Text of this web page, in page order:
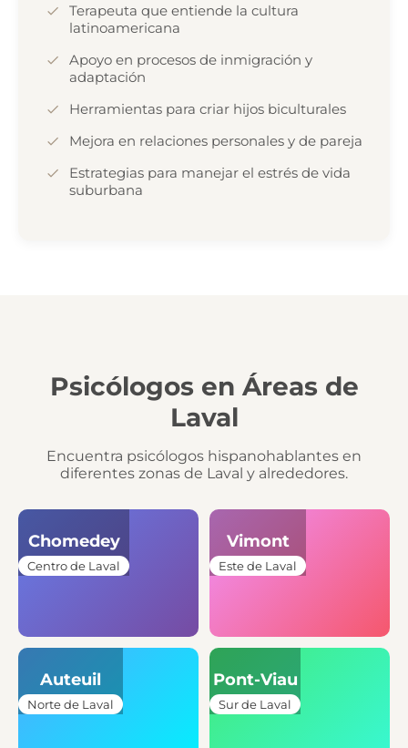
Terapeuta que entiende la cultura
latinoamericana
Apoyo en procesos de inmigración y
adaptación
Herramientas para criar hijos biculturales
Mejora en relaciones personales y de pareja
Estrategias para manejar el estrés de vida
suburbana
Psicólogos en Áreas de
Laval
Encuentra psicólogos hispanohablantes en
diferentes zonas de Laval y alrededores.
Chomedey
Centro de Laval
Vimont
Este de Laval
Auteuil
Norte de Laval
Pont-Viau
Sur de Laval